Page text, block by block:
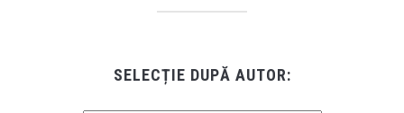
SELECȚIE DUPĂ AUTOR: